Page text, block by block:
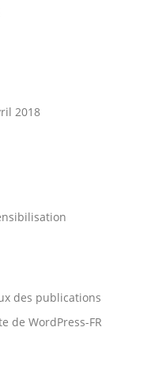
2018
des publications
de WordPress-FR